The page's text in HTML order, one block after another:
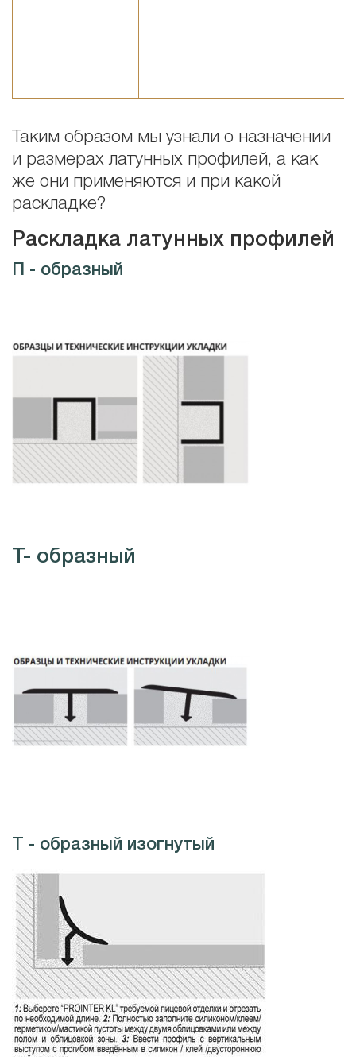
Таким образом мы узнали о назначении
и размерах латунных профилей, а как
же они применяются и при какой
раскладке?
Раскладка латунных профилей
П - образный
Т- образный
Т - образный изогнутый